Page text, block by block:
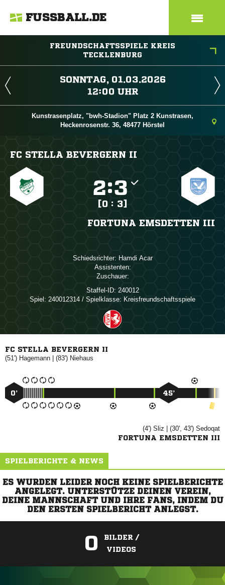
FUSSBALL.DE
FREUNDSCHAFTSSPIELE KREIS
TECKLENBURG
 
 
Kunstrasenplatz, "bwh-Stadion" Platz 2 Kunstrasen,
Heckenrosenstr. 36, 48477 Hörstel
FC STELLA BEVERGERN II
:
[0 : 3]
FORTUNA EMSDETTEN III
Schiedsrichter:  
Assistenten:
Zuschauer:
Staffel-ID: 240012
Spiel: 240012314 / Spielklasse: Kreisfreundschaftsspiele
FC STELLA BEVERGERN II
(51')  | (83') 
0’ 45’
(4')  | (30', 43') 
FORTUNA EMSDETTEN III
SPIELBERICHTE & NEWS
ES WURDEN LEIDER NOCH KEINE SPIELBERICHTE
ANGELEGT. UNTERSTÜTZE DEINEN VEREIN,
DEINE MANNSCHAFT UND IHRE FANS, INDEM DU
DEN ERSTEN SPIELBERICHT ANLEGST.
0
BILDER /
VIDEOS